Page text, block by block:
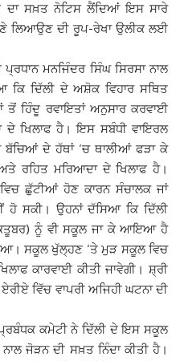
ਸਖ਼ਤ ਨੋਟਿਸ ਲੈਂਦਿਆਂ ਇਸ ਸਾਰੇ
ਲਿਆਉਣ ਦੀ ਰੂਪ-ਰੇਖਾ ਉਲੀਕ ਲਈ
ਮਨਜਿੰਦਰ ਸਿੰਘ ਸਿਰਸਾ ਨਾਲ
ਦਿੱਲੀ ਦੇ ਅਸ਼ੋਕ ਵਿਹਾਰ ਸਥਿਤ
ਹਿੰਦੂ ਰਵਾਇਤਾਂ ਅਨੁਸਾਰ ਕਰਵਾਈ
ਖਿਲਾਫ ਹੈ। ਇਸ ਸਬੰਧੀ ਵਾਇਰਲ
ਦੇ ਹੱਥਾਂ ‘ਚ ਥਾਲੀਆਂ ਫੜਾ ਕੇ
ਰਹਿਤ ਮਰਿਆਦਾ ਦੇ ਖਿਲਾਫ ਹੈ।
ਛੁੱਟੀਆਂ ਹੋਣ ਕਾਰਨ ਸੰਚਾਲਕ ਜਾਂ
ਹੋ ਸਕੀ। ਉਹਨਾਂ ਦੱਸਿਆ ਕਿ ਦਿੱਲੀ
ਨੂੰ ਵੀ ਸਕੂਲ ਜਾ ਕੇ ਆਇਆ ਹੈ
ਸਕੂਲ ਖੁੱਲ੍ਹਣ ‘ਤੇ ਮੁੜ ਸਕੂਲ ਵਿਚ
ਕਾਰਵਾਈ ਕੀਤੀ ਜਾਵੇਗੀ। ਸ਼੍ਰੀ
ਵਿੱਚ ਵਾਪਰੀ ਅਜਿਹੀ ਘਟਨਾ ਦੀ
ਕਮੇਟੀ ਨੇ ਦਿੱਲੀ ਦੇ ਇਸ ਸਕੂਲ
ਜੋੜਨ ਦੀ ਸਖ਼ਤ ਨਿੰਦਾ ਕੀਤੀ ਹੈ।